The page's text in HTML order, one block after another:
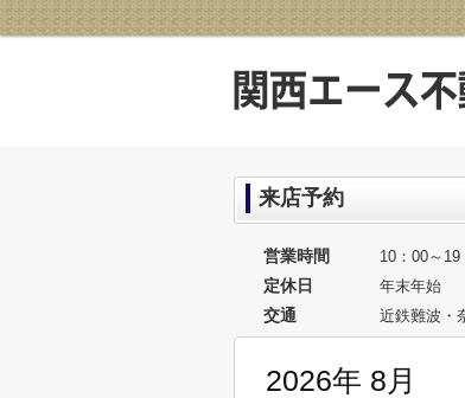
来店予約
営業時間 10：00～19
定休日 年末年始
交通 近鉄難波・
2026年 8月